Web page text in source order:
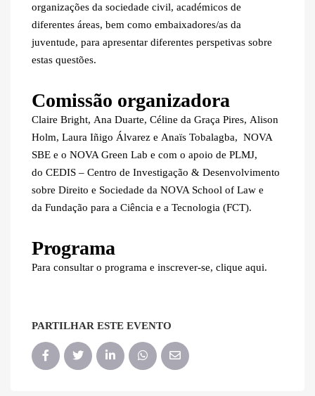
organizações da sociedade civil, académicos de
diferentes áreas, bem como embaixadores/as da
juventude, para apresentar diferentes perspetivas sobre
estas questões.
Comissão organizadora
Claire Bright, Ana Duarte, Céline da Graça Pires, Alison
Holm, Laura Iñigo Álvarez e Anaïs Tobalagba, NOVA
SBE e o NOVA Green Lab e com o apoio de PLMJ,
do CEDIS – Centro de Investigação & Desenvolvimento
sobre Direito e Sociedade da NOVA School of Law e
da Fundação para a Ciência e a Tecnologia (FCT).
Programa
Para consultar o programa e inscrever-se, clique aqui.
PARTILHAR ESTE EVENTO